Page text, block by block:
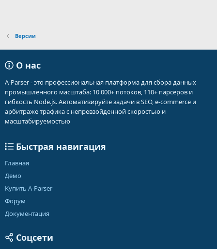
Версии
О нас
A-Parser - это профессиональная платформа для сбора данных
промышленного масштаба: 10 000+ потоков, 110+ парсеров и
гибкость Node.js. Автоматизируйте задачи в SEO, e-commerce и
арбитраже трафика с непревзойденной скоростью и
масштабируемостью
Быстрая навигация
Главная
Демо
Купить A-Parser
Форум
Документация
Соцсети